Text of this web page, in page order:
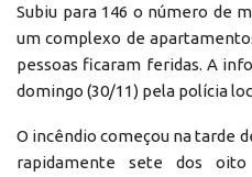
Subiu para 146 o número de
um complexo de
pessoas ficaram feridas. A
domingo (30/11) pela polícia
O incêndio começou na tarde
rapidamente sete dos